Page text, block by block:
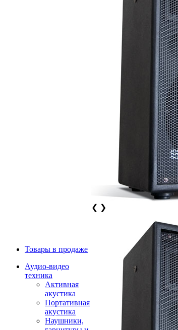
Товары в продаже
Аудио-видео
техника
Активная
акустика
Портативная
акустика
Наушники,
❮ ❯